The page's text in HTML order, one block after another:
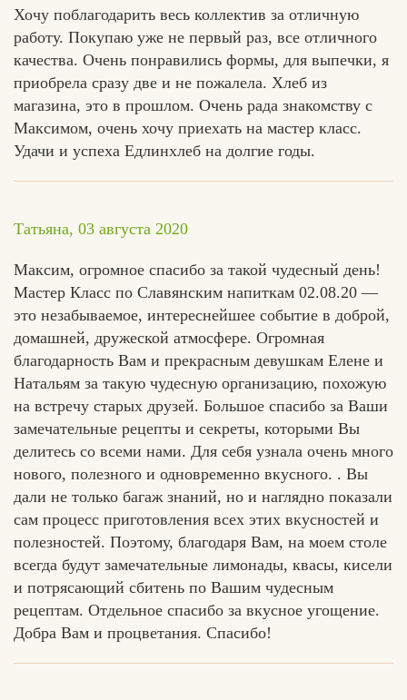
Хочу поблагодарить весь коллектив за отличную
работу. Покупаю уже не первый раз, все отличного
качества. Очень понравились формы, для выпечки, я
приобрела сразу две и не пожалела. Хлеб из
магазина, это в прошлом. Очень рада знакомству с
Максимом, очень хочу приехать на мастер класс.
Удачи и успеха Едлинхлеб на долгие годы.
Татьяна, 03 августа 2020
Максим, огромное спасибо за такой чудесный день!
Мастер Класс по Славянским напиткам 02.08.20 —
это незабываемое, интереснейшее событие в доброй,
домашней, дружеской атмосфере. Огромная
благодарность Вам и прекрасным девушкам Елене и
Натальям за такую чудесную организацию, похожую
на встречу старых друзей. Большое спасибо за Ваши
замечательные рецепты и секреты, которыми Вы
делитесь со всеми нами. Для себя узнала очень много
нового, полезного и одновременно вкусного. . Вы
дали не только багаж знаний, но и наглядно показали
сам процесс приготовления всех этих вкусностей и
полезностей. Поэтому, благодаря Вам, на моем столе
всегда будут замечательные лимонады, квасы, кисели
и потрясающий сбитень по Вашим чудесным
рецептам. Отдельное спасибо за вкусное угощение.
Добра Вам и процветания. Спасибо!